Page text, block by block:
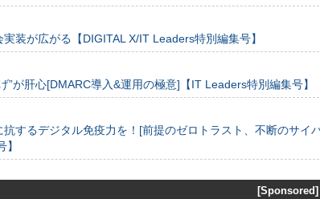
装が広がる【DIGITAL X/IT Leaders特別編集号】
”が肝心[DMARC導入&運用の極意]【IT Leaders特別編集号】
するデジタル免疫力を！[前提のゼロトラスト、不断のサイ
[Sponsored]